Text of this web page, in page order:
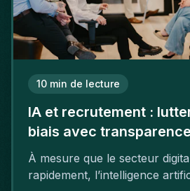
10 min de lecture
IA et recrutement :
biais avec
À mesure que le secteur
rapidement, l’intelligence